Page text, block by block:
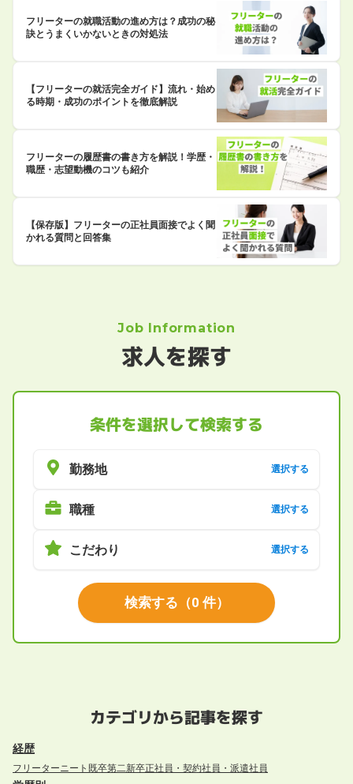
フリーターの就職活動の進め方は？成功の秘
訣とうまくいかないときの対処法
【フリーターの就活完全ガイド】流れ・始め
る時期・成功のポイントを徹底解説
フリーターの履歴書の書き方を解説！学歴・
職歴・志望動機のコツも紹介
【保存版】フリーターの正社員面接でよく聞
かれる質問と回答集
Job Information
求人を探す
条件を選択して検索する
勤務地 選択する
職種 選択する
こだわり 選択する
検索する （0 件）
カテゴリから記事を探す
経歴
フリーターニート 既卒第二新卒正社員・契約社員・派遣社員